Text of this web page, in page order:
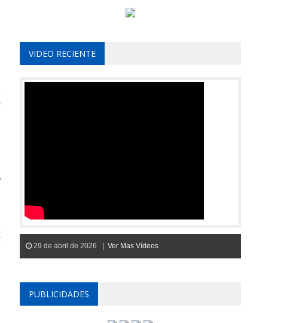
VIDEO RECIENTE
29 de abril de 2026 | Ver Mas Vídeos
PUBLICIDADES